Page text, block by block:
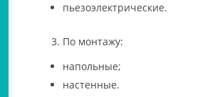
пьезоэлектрические.
3. По монтажу:
напольные;
настенные.